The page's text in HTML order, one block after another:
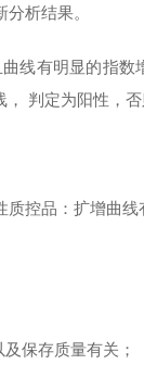
析结果。
线有明显的指
判定为阳性，
控品：扩增曲
保存质量有关；